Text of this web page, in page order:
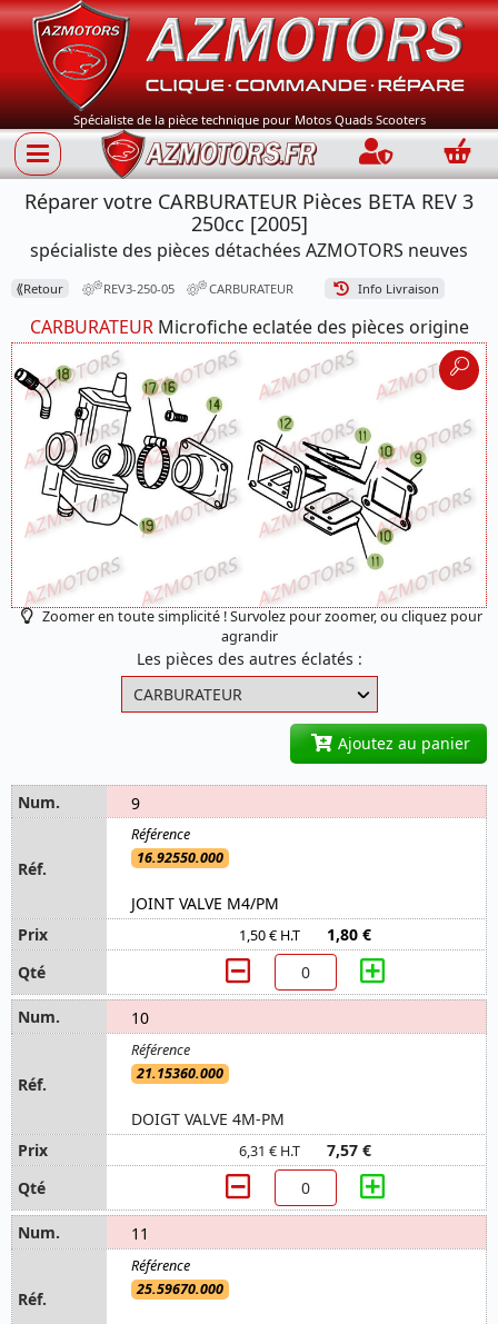
Spécialiste de la pièce technique pour Motos Quads Scooters
Connection
Réparer votre CARBURATEUR Pièces BETA REV 3
250cc [2005]
spécialiste des pièces détachées AZMOTORS neuves
⟪Retour REV3-250-05 CARBURATEUR Info Livraison
CARBURATEURMicrofiche eclatée des pièces origine
Zoomer en toute simplicité ! Survolez pour zoomer, ou cliquez pour
agrandir
Les pièces des autres éclatés :
Ajoutez au panier
9
16.92550.000
JOINT VALVE M4/PM
1,50 € H.T 1,80 €
10
21.15360.000
DOIGT VALVE 4M-PM
6,31 € H.T 7,57 €
11
25.59670.000